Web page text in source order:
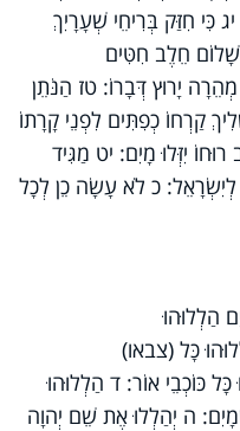
כִּי חִזַּק בְּרִיחֵי שְׁעָרָיִךְ
חֵלֶב חִטִּים
יָרוּץ דְּבָרוֹ: טז הַנֹּתֵן
קַרְחוֹ כְפִתִּים לִפְנֵי קָרָתוֹ
יִזְּלוּ מָיִם: יט מַגִּיד
לְיִשְׂרָאֵל: כ לֹא עָשָׂה כֵן לְכָל
הַלְלוּהוּ
כָּל (צבאו)
כּוֹכְבֵי אוֹר: ד הַלְלוּהוּ
ה יְהַלְלוּ אֶת שֵׁם יְהוָה